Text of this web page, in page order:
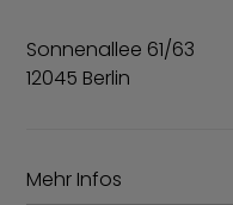
Sonnenallee 61/63
12045 Berlin
Mehr Infos